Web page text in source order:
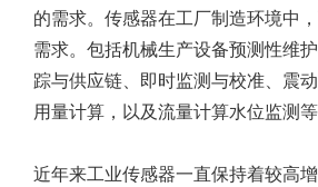
的需求。传感器在工厂制造环境中
需求。包括机械生产设备预测性维
踪与供应链、即时监测与校准、震
用量计算，以及流量计算水位监测等
近年来工业传感器一直保持着较高